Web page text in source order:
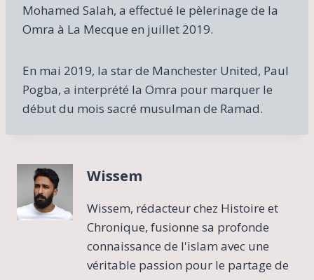
Mohamed Salah, a effectué le pèlerinage de la
Omra à La Mecque en juillet 2019.
En mai 2019, la star de Manchester United, Paul
Pogba, a interprété la Omra pour marquer le
début du mois sacré musulman de Ramad.
Wissem
Wissem, rédacteur chez Histoire et
Chronique, fusionne sa profonde
connaissance de l'islam avec une
véritable passion pour le partage de